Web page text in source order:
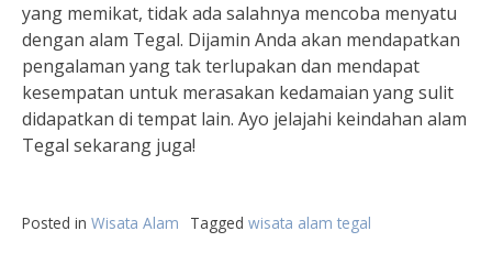
yang memikat, tidak ada salahnya mencoba menyatu
dengan alam Tegal. Dijamin Anda akan mendapatkan
pengalaman yang tak terlupakan dan mendapat
kesempatan untuk merasakan kedamaian yang sulit
didapatkan di tempat lain. Ayo jelajahi keindahan alam
Tegal sekarang juga!
Posted in Wisata Alam Tagged wisata alam tegal